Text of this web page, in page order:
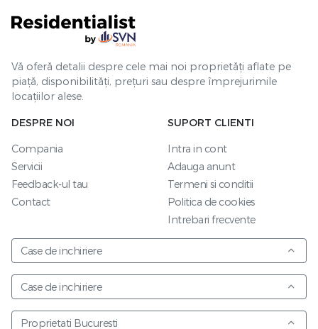
Vă oferă detalii despre cele mai noi proprietăți aflate pe
piață, disponibilități, prețuri sau despre împrejurimile
locațiilor alese.
DESPRE NOI
Compania
Servicii
Feedback-ul tau
Contact
SUPORT CLIENTI
Intra in cont
Adauga anunt
Termeni si conditii
Politica de cookies
Intrebari frecvente
Case de inchiriere
Case de inchiriere
Proprietati Bucuresti